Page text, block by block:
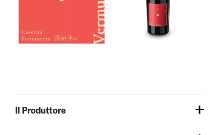
Il Produttore